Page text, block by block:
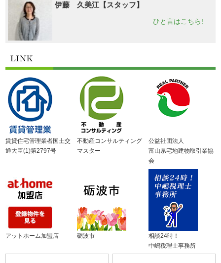
伊藤 久美江【スタッフ】
ひと言はこちら!
賃貸住宅管理業者国土交
通大臣(1)第2797号
不動産コンサルティング
マスター
公益社団法人
富山県宅地建物取引業協
会
アットホーム加盟店 砺波市
相談24時！
中嶋税理士事務所